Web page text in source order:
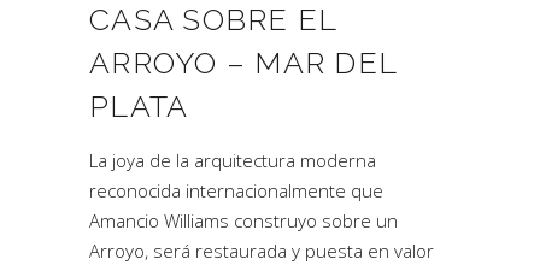
CASA SOBRE EL
ARROYO – MAR DEL
PLATA
La joya de la arquitectura moderna
reconocida internacionalmente que
Amancio Williams construyo sobre un
Arroyo, será restaurada y puesta en valor